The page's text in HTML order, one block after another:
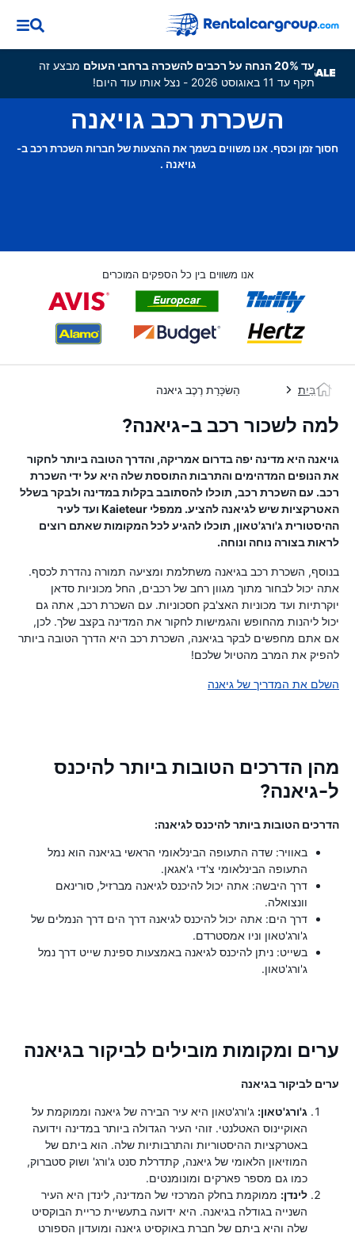
עד 20% הנחה על רכבים להשכרה ברחבי העולם
מבצע זה
תקף עד 11 באוגוסט 2026 - נצל אותו עוד היום!
השכרת רכב גויאנה
חסוך זמן וכסף. אנו משווים בשמך את ההצעות של חברות השכרת רכב ב-
גויאנה .
אנו משווים בין כל הספקים המוכרים
בַּיִת הַשׂכָּרַת רֶכֶב גיאנה
למה לשכור רכב ב-גיאנה?
גויאנה היא מדינה יפה בדרום אמריקה, והדרך הטובה ביותר לחקור
את הנופים המדהימים והתרבות התוססת שלה היא על ידי השכרת
רכב. עם השכרת רכב, תוכלו להסתובב בקלות במדינה ולבקר בשלל
האטרקציות שיש לגיאנה להציע. ממפלי Kaieteur ועד לעיר
ההיסטורית ג'ורג'טאון, תוכלו להגיע לכל המקומות שאתם רוצים
לראות בצורה נוחה ונוחה.
בנוסף, השכרת רכב בגיאנה משתלמת ומציעה תמורה נהדרת לכסף.
אתה יכול לבחור מתוך מגוון רחב של רכבים, החל מכוניות סדאן
יוקרתיות ועד מכוניות האצ'בק חסכוניות. עם השכרת רכב, אתה גם
יכול ליהנות מהחופש והגמישות לחקור את המדינה בקצב שלך. לכן,
אם אתם מחפשים לבקר בגיאנה, השכרת רכב היא הדרך הטובה ביותר
להפיק את המרב מהטיול שלכם!
השלם את המדריך של גיאנה
מהן הדרכים הטובות ביותר להיכנס
ל-גיאנה?
הדרכים הטובות ביותר להיכנס לגיאנה:
באוויר: שדה התעופה הבינלאומי הראשי בגיאנה הוא נמל
התעופה הבינלאומי צ'די ג'אגאן.
דרך היבשה: אתה יכול להיכנס לגיאנה מברזיל, סורינאם
וונצואלה.
דרך הים: אתה יכול להיכנס לגיאנה דרך הים דרך הנמלים של
ג'ורג'טאון וניו אמסטרדם.
בשייט: ניתן להיכנס לגיאנה באמצעות ספינת שייט דרך נמל
ג'ורג'טאון.
ערים ומקומות מובילים לביקור בגיאנה
ערים לביקור בגיאנה
ג'ורג'טאון: ג'ורג'טאון היא עיר הבירה של גיאנה וממוקמת על
האוקיינוס ​​האטלנטי. זוהי העיר הגדולה ביותר במדינה וידועה
באטרקציות ההיסטוריות והתרבותיות שלה. הוא ביתם של
המוזיאון הלאומי של גיאנה, קתדרלת סנט ג'ורג' ושוק סטברוק,
כמו גם מספר פארקים ומונומנטים.
לינדן: ממוקמת בחלק המרכזי של המדינה, לינדן היא העיר
השנייה בגודלה בגיאנה. היא ידועה בתעשיית כריית הבוקסיט
שלה והיא ביתם של חברת באוקסיט גיאנה ומועדון הספורט